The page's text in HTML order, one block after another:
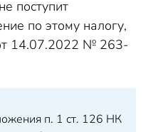
поступит
по этому налогу,
14.07.2022 № 263-
п. 1 ст. 126 НК